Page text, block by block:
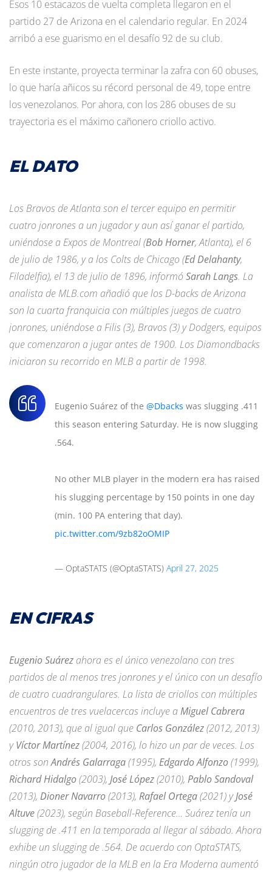
Esos 10 estacazos de vuelta completa llegaron en el
partido 27 de Arizona en el calendario regular. En 2024
arribó a ese guarismo en el desafío 92 de su club.
En este instante, proyecta terminar la zafra con 60 obuses,
lo que haría añicos su récord personal de 49, tope entre
los venezolanos. Por ahora, con los 286 obuses de su
trayectoria es el máximo cañonero criollo activo.
EL DATO
Los Bravos de Atlanta son el tercer equipo en permitir
cuatro jonrones a un jugador y aun así ganar el partido,
uniéndose a Expos de Montreal (Bob Horner, Atlanta), el 6
de julio de 1986, y a los Colts de Chicago (Ed Delahanty,
Filadelfia), el 13 de julio de 1896, informóSarah Langs. La
analista de MLB.com añadió que los D-backs de Arizona
son la cuarta franquicia con múltiples juegos de cuatro
jonrones, uniéndose a Filis (3), Bravos (3) y Dodgers, equipos
que comenzaron a jugar antes de 1900. Los Diamondbacks
iniciaron su recorrido en MLB a partir de 1998.
Eugenio Suárez of the @Dbacks was slugging .411
this season entering Saturday. He is now slugging
.564.
No other MLB player in the modern era has raised
his slugging percentage by 150 points in one day
(min. 100 PA entering that day).
pic.twitter.com/9zb82oOMIP
— OptaSTATS (@OptaSTATS) April 27, 2025
EN CIFRAS
Eugenio Suárez ahora es el único venezolano con tres
partidos de al menos tres jonrones y el único con un desafío
de cuatro cuadrangulares. La lista de criollos con múltiples
encuentros de tres vuelacercas incluye aMiguel Cabrera
(2010, 2013), que al igual que Carlos González(2012, 2013)
yVíctor Martínez(2004, 2016), lo hizo un par de veces. Los
otros sonAndrés Galarraga(1995), Edgardo Alfonzo(1999),
Richard Hidalgo(2003), José López(2010), Pablo Sandoval
(2013), Dioner Navarro(2013), Rafael Ortega(2021) yJosé
Altuve(2023), según Baseball-Reference… Suárez tenía un
slugging de .411 en la temporada al llegar al sábado. Ahora
exhibe un slugging de .564. De acuerdo con OptaSTATS,
ningún otro jugador de la MLB en la Era Moderna aumentó